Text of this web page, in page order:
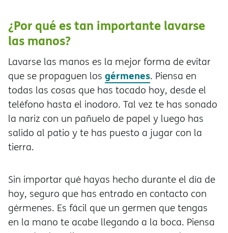
¿Por qué es tan importante lavarse
las manos?
Lavarse las manos es la mejor forma de evitar
que se propaguen los gérmenes. Piensa en
todas las cosas que has tocado hoy, desde el
teléfono hasta el inodoro. Tal vez te has sonado
la nariz con un pañuelo de papel y luego has
salido al patio y te has puesto a jugar con la
tierra.
Sin importar qué hayas hecho durante el día de
hoy, seguro que has entrado en contacto con
gérmenes. Es fácil que un germen que tengas
en la mano te acabe llegando a la boca. Piensa